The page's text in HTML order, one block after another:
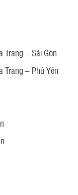
Trang – Sài Gòn
Trang – Phú Yên